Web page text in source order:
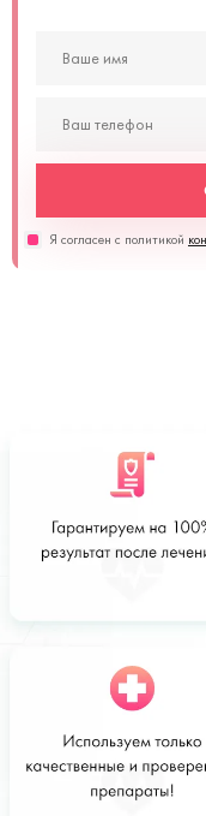
Я согласен с политикой
Стоимость
от 3400 руб